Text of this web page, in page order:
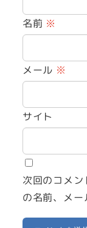
名前 ※
メール ※
サイト
次回のコメ
の名前、メー